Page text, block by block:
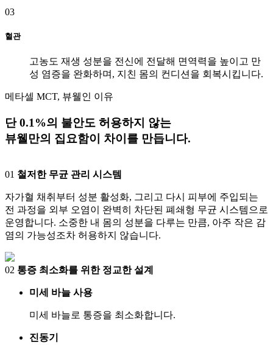
03
혈관
고농도 재생 성분을 전신에 전달해 면역력을 높이고 만
성 염증을 완화하며, 지친 몸의 컨디션을 회복시킵니다.
메타셀 MCT, 뷰웰인 이유
단 0.1%의 불안도 허용하지 않는
뷰웰만의 집요함이 차이를 만듭니다.
01 철저한 무균 관리 시스템
자가혈 채취부터 성분 활성화, 그리고 다시 피부에 주입되는
전 과정을 외부 오염이 완벽히 차단된 폐쇄형 무균 시스템으로
운영합니다. 소중한 내 몸의 성분을 다루는 만큼, 아주 작은 감
염의 가능성조차 허용하지 않습니다.
02 통증 최소화를 위한 정교한 설계
미세 바늘 사용
미세 바늘로 통증을 최소화합니다.
진동기